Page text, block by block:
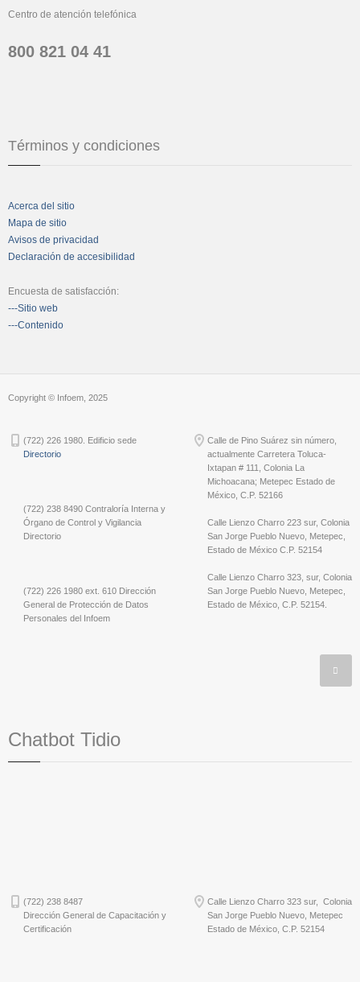
Centro de atención telefónica
800 821 04 41
Términos y condiciones
Acerca del sitio
Mapa de sitio
Avisos de privacidad
Declaración de accesibilidad
Encuesta de satisfacción:
---Sitio web
---Contenido
Copyright © Infoem, 2025
(722) 226 1980. Edificio sede
Directorio
(722) 238 8490 Contraloría Interna y
Órgano de Control y Vigilancia
Directorio
(722) 226 1980 ext. 610 Dirección
General de Protección de Datos
Personales del Infoem
Calle de Pino Suárez sin número,
actualmente Carretera Toluca-
Ixtapan # 111, Colonia La
Michoacana; Metepec Estado de
México, C.P. 52166
Calle Lienzo Charro 223 sur, Colonia
San Jorge Pueblo Nuevo, Metepec,
Estado de México C.P. 52154
Calle Lienzo Charro 323, sur, Colonia
San Jorge Pueblo Nuevo, Metepec,
Estado de México, C.P. 52154.
Chatbot Tidio
(722) 238 8487
Dirección General de Capacitación y
Certificación
Calle Lienzo Charro 323 sur, Colonia
San Jorge Pueblo Nuevo, Metepec
Estado de México, C.P. 52154